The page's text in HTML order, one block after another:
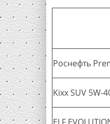
Роснефть
Kixx SUV 5W-